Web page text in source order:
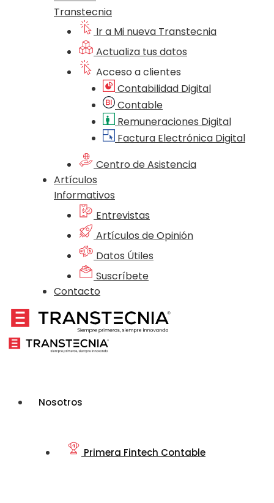
Transtecnia
Ir a Mi nueva Transtecnia
Actualiza tus datos
Acceso a clientes
Contabilidad Digital
Contable
Remuneraciones Digital
Factura Electrónica Digital
Centro de Asistencia
Artículos
Informativos
Entrevistas
Artículos de Opinión
Datos Útiles
Suscríbete
Contacto
Nosotros
Primera Fintech Contable